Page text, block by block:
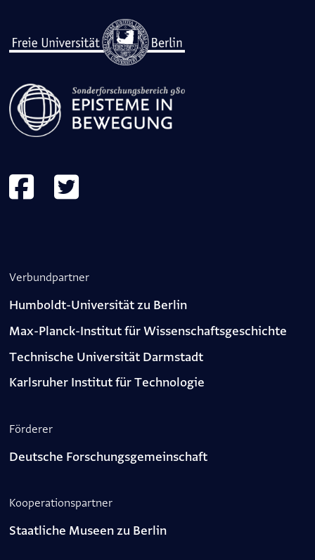
Verbundpartner
Humboldt-Universität zu Berlin
Max-Planck-Institut für Wissenschaftsgeschichte
Technische Universität Darmstadt
Karlsruher Institut für Technologie
Förderer
Deutsche Forschungsgemeinschaft
Kooperations­partner
Staatliche Museen zu Berlin